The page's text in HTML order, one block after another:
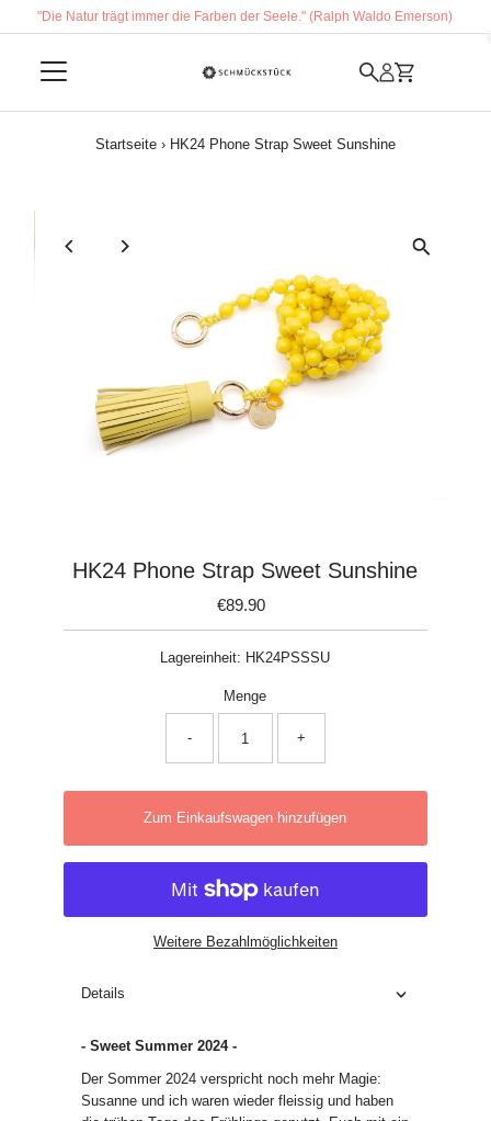
Direkt zum Inhalt
"Die Natur trägt immer die Farben der Seele." (Ralph Waldo Emerson)
Startseite › HK24 Phone Strap Sweet Sunshine
HK24 Phone Strap Sweet Sunshine
Regulärer
Preis
€89.90
Lagereinheit: HK24PSSSU
Menge
- +
Zum Einkaufswagen hinzufügen
Weitere Bezahlmöglichkeiten
Details
- Sweet Summer 2024 -
Der Sommer 2024 verspricht noch mehr Magie:
Susanne und ich waren wieder fleissig und haben